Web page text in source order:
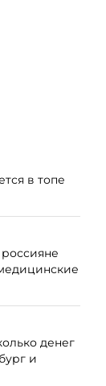
в топе
денег
и